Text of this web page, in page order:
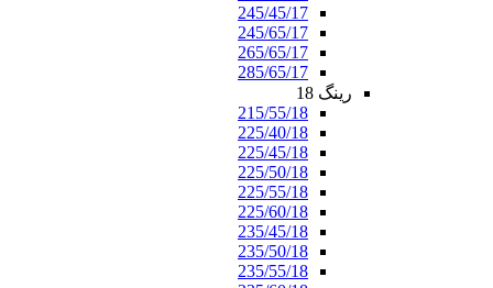
245/45/17
245/65/17
265/65/17
285/65/17
رینگ 18
215/55/18
225/40/18
225/45/18
225/50/18
225/55/18
225/60/18
235/45/18
235/50/18
235/55/18